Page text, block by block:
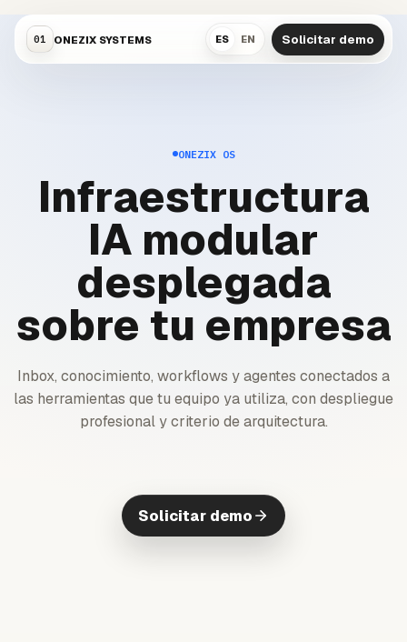
01 ONEZIX SYSTEMS ES EN Solicitar demo
ONEZIX OS
Infraestructura
IA modular
desplegada
sobre tu empresa
Inbox, conocimiento, workflows y agentes conectados a
las herramientas que tu equipo ya utiliza, con despliegue
profesional y criterio de arquitectura.
Solicitar demo